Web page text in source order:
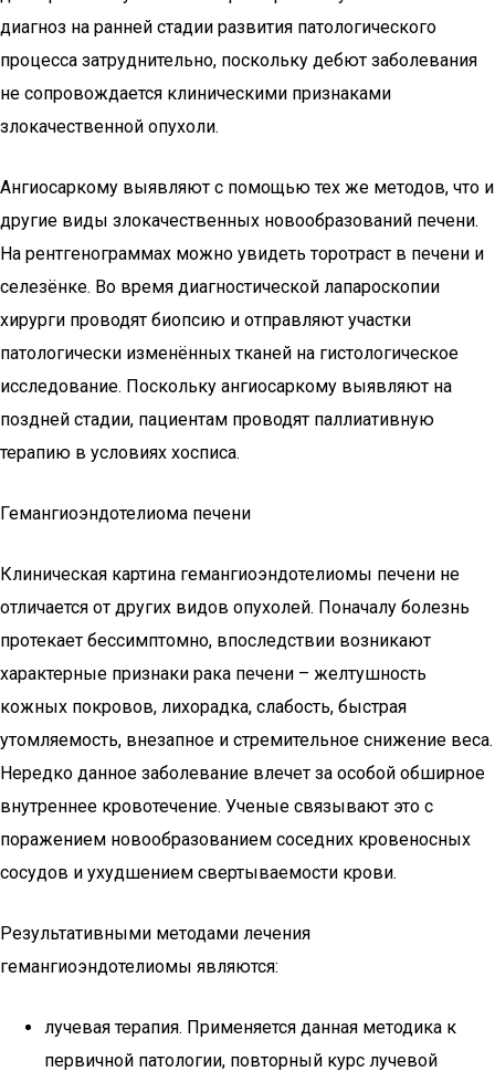
диагноз на ранней стадии развития патологического
процесса затруднительно, поскольку дебют заболевания
не сопровождается клиническими признаками
злокачественной опухоли.
Ангиосаркому выявляют с помощью тех же методов, что и
другие виды злокачественных новообразований печени.
На рентгенограммах можно увидеть торотраст в печени и
селезёнке. Во время диагностической лапароскопии
хирурги проводят биопсию и отправляют участки
патологически изменённых тканей на гистологическое
исследование. Поскольку ангиосаркому выявляют на
поздней стадии, пациентам проводят паллиативную
терапию в условиях хосписа.
Гемангиоэндотелиома печени
Клиническая картина гемангиоэндотелиомы печени не
отличается от других видов опухолей. Поначалу болезнь
протекает бессимптомно, впоследствии возникают
характерные признаки рака печени – желтушность
кожных покровов, лихорадка, слабость, быстрая
утомляемость, внезапное и стремительное снижение веса.
Нередко данное заболевание влечет за особой обширное
внутреннее кровотечение. Ученые связывают это с
поражением новообразованием соседних кровеносных
сосудов и ухудшением свертываемости крови.
Результативными методами лечения
гемангиоэндотелиомы являются:
лучевая терапия. Применяется данная методика к
первичной патологии, повторный курс лучевой